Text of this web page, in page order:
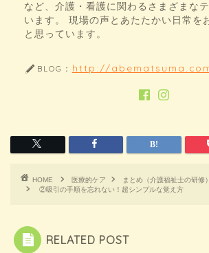
など、介護・看護に関わるさまざまな
います。 現場の声とあたたかい日常を
と思っています。
BLOG： http://
HOME 医療的ケア
まとめ（介護福祉士の研修）
②吸引の手順を忘れない！超シンプルな覚え方
RELATED POST